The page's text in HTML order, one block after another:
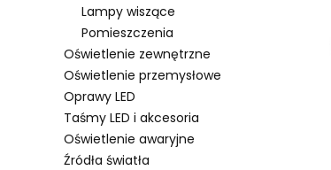
Lampy wiszące
Pomieszczenia
Oświetlenie zewnętrzne
Oświetlenie przemysłowe
Oprawy LED
Taśmy LED i akcesoria
Oświetlenie awaryjne
Źródła światła